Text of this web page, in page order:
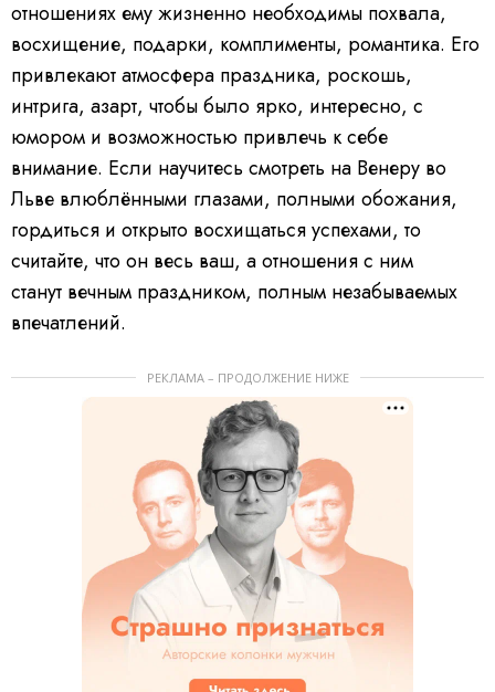
отношениях ему жизненно необходимы похвала,
восхищение, подарки, комплименты, романтика. Его
привлекают атмосфера праздника, роскошь,
интрига, азарт, чтобы было ярко, интересно, с
юмором и возможностью привлечь к себе
внимание. Если научитесь смотреть на Венеру во
Льве влюблёнными глазами, полными обожания,
гордиться и открыто восхищаться успехами, то
считайте, что он весь ваш, а отношения с ним
станут вечным праздником, полным незабываемых
впечатлений.
РЕКЛАМА – ПРОДОЛЖЕНИЕ НИЖЕ